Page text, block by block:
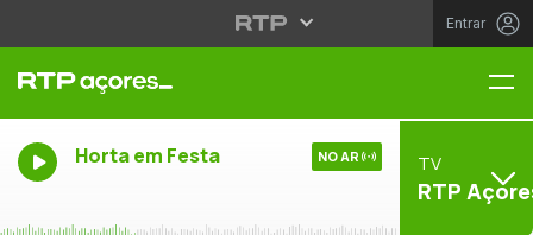
Entrar
Horta em Festa NO AR TV
RTP